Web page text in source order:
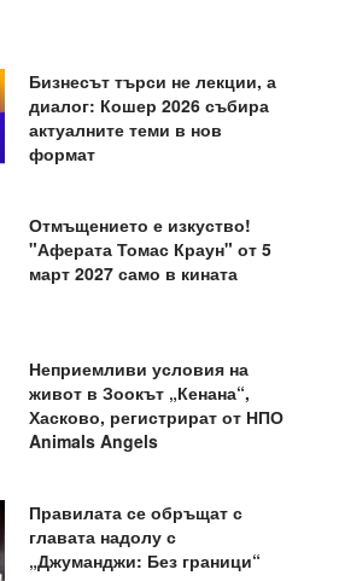
Бизнесът търси не лекции, а
диалог: Кошер 2026 събира
актуалните теми в нов
формат
Отмъщението е изкуство!
"Аферата Томас Краун" от 5
март 2027 само в кината
Неприемливи условия на
живот в Зоокът „Кенана“,
Хасково, регистрират от НПО
Animals Angels
Правилата се обръщат с
главата надолу с
„Джуманджи: Без граници“